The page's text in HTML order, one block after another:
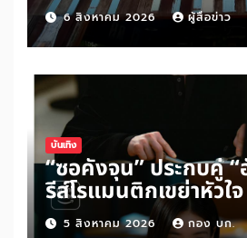
ขนมแม่กาแฟพ่อในย่า
อำเภออัมพวา จังหวัด
6 สิงหาคม 2026 ผู้สื่อข่าว
บันเทิง
“ซอคังจุน” ประกบคู่
รีส์โรแมนติกเขย่าหัวใ
Other Than Yours”
5 สิงหาคม 2026 กอง บก.